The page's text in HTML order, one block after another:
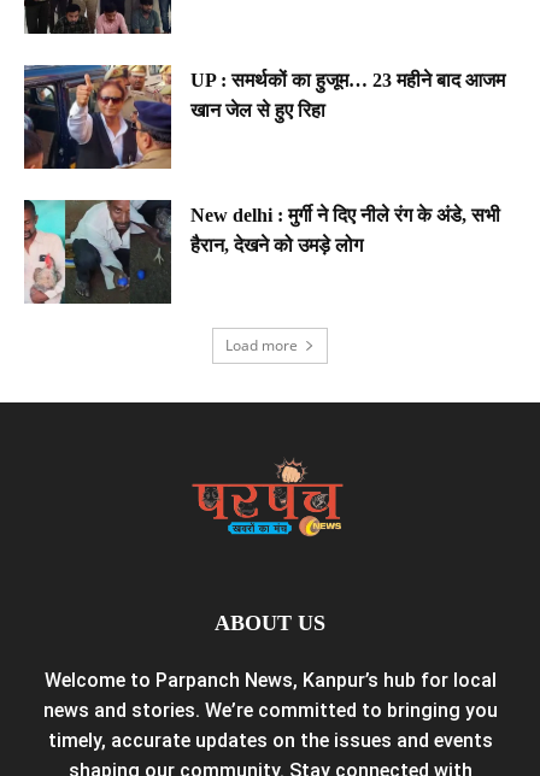
UP : समर्थकों का हुजूम… 23 महीने बाद आजम
खान जेल से हुए रिहा
New delhi : मुर्गी ने दिए नीले रंग के अंडे, सभी
हैरान, देखने को उमड़े लोग
Load more
ABOUT US
Welcome to Parpanch News, Kanpur’s hub for local
news and stories. We’re committed to bringing you
timely, accurate updates on the issues and events
shaping our community. Stay connected with